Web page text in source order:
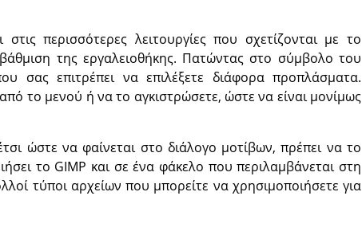
περισσότερες λειτουργίες που σχετίζονται με το
της εργαλειοθήκης. Πατώντας στο σύμβολο του
σας επιτρέπει να επιλέξετε διάφορα προπλάσματα.
το μενού ή να το αγκιστρώσετε, ώστε να είναι μονίμως
ώστε να φαίνεται στο διάλογο μοτίβων, πρέπει να το
το GIMP και σε ένα φάκελο που περιλαμβάνεται στη
τύποι αρχείων που μπορείτε να χρησιμοποιήσετε για